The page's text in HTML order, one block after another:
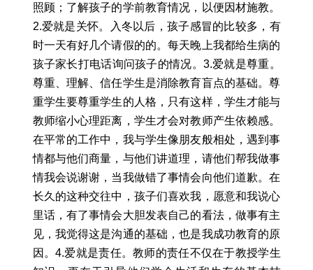
照顾；了解孩子的学前教育情况，以便因材施教。
2.爱就是关怀。入冬以后，孩子感冒的比较多，有
时一天有好几个请假的的。每天晚上我都给生病的
孩子家长打电话询问孩子的情况。3.爱就是尊重。
尊重、理解、信任学生是消除教育盲点的基础。尊
重学生要尊重学生的人格，只有这样，学生才能与
教师缩小心理距离，学生才会对教师产生依赖感。
在平常的工作中，我与学生像朋友般相处，遇到事
情都与他们商量，与他们讲道理，请他们帮我做事
情我会说谢谢，当我做错了事情会向他们道歉。在
长久的这种交往中，孩子们喜欢我，愿意和我说心
里话，有了事情会大胆发表自己的看法，做事有主
见，我觉得这是沟通的基础，也是我成功教育的原
因。4.爱就是责任。教师的责任不仅在于教授学生